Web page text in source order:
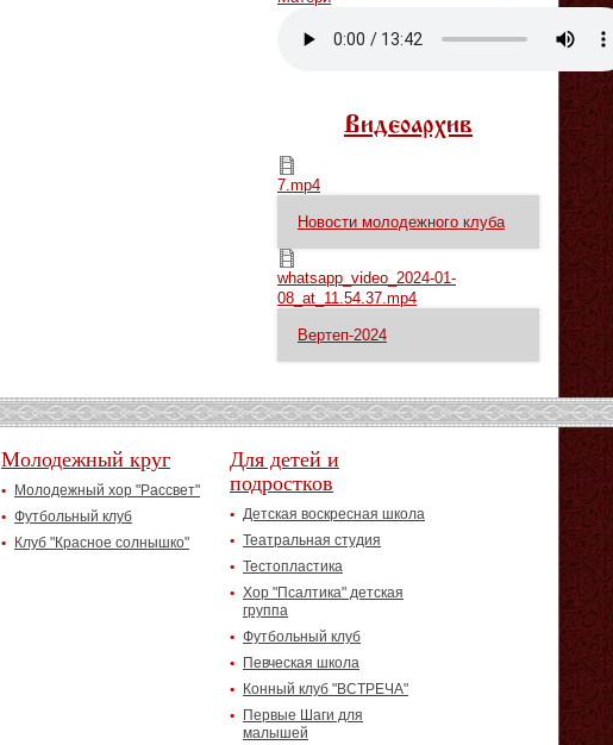
Видеоархив
7.mp4
7.mp4
Новости молодежного клуба
whatsapp_video_2024-01-08_at_11.54.37.mp4
whatsapp_video_2024-01-
08_at_11.54.37.mp4
Вертеп-2024
Молодежный круг
Молодежный хор "Рассвет"
Футбольный клуб
Клуб "Красное солнышко"
Для детей и
подростков
Детская воскресная школа
Театральная студия
Тестопластика
Хор "Псалтика" детская
группа
Футбольный клуб
Певческая школа
Конный клуб "ВСТРЕЧА"
Первые Шаги для
малышей